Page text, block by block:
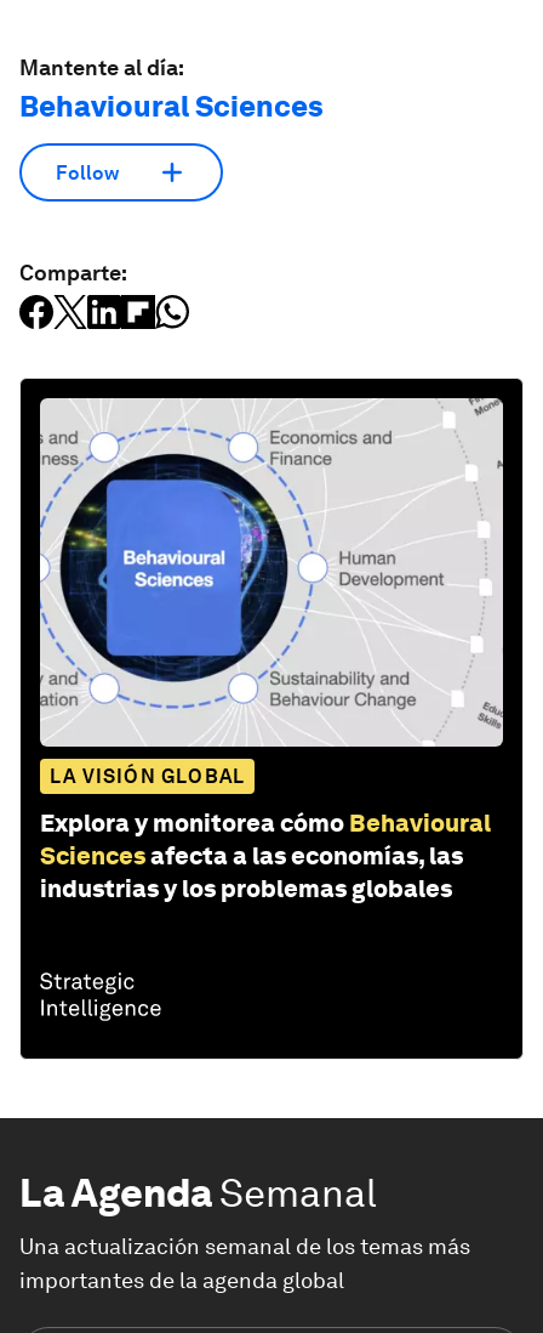
Mantente al día:
Behavioural Sciences
Follow
Comparte:
LA VISIÓN GLOBAL
Explora y monitorea cómo Behavioural
Sciencesafecta a las economías, las
industrias y los problemas globales
La AgendaSemanal
Una actualización semanal de los temas más
importantes de la agenda global